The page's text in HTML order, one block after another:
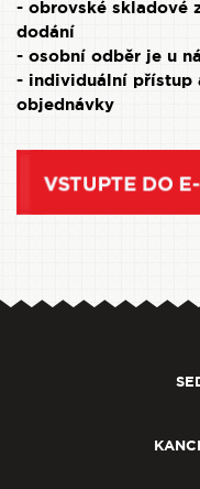
- obrovské skladové
dodání
- osobní odběr je u
- individuální přístup
objednávky